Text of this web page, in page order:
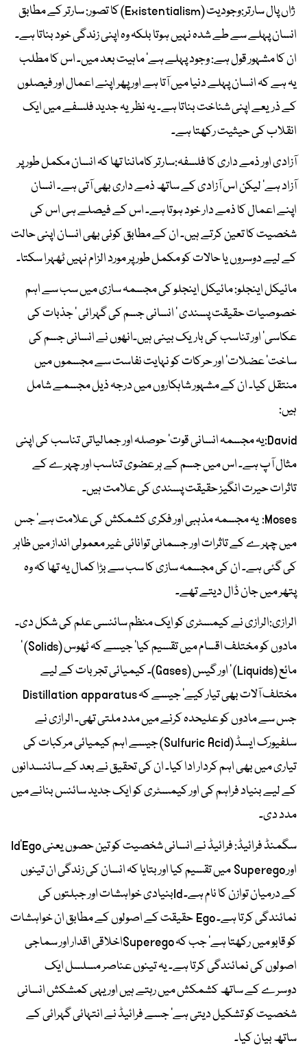
ژاں پال سارتر:وجودیت (Existentialism) کا تصور: سارتر کے مطابق
انسان پہلے سے طے شدہ نہیں ہوتا بلکہ وہ اپنی زندگی خود بناتا ہے۔
ان کا مشہور قول ہے: وجود پہلے ہے‘ ماہیت بعد میں۔ اس کا مطلب
یہ ہے کہ انسان پہلے دنیا میں آتا ہے اور پھر اپنے اعمال اور فیصلوں
کے ذریعے اپنی شناخت بناتا ہے۔ یہ نظریہ جدید فلسفے میں ایک
انقلاب کی حیثیت رکھتا ہے۔
آزادی اور ذمے داری کا فلسفہ:سارتر کاماننا تھا کہ انسان مکمل طور پر
آزاد ہے‘ لیکن اس آزادی کے ساتھ ذمے داری بھی آتی ہے۔ انسان
اپنے اعمال کا ذمے دار خود ہوتا ہے۔ اس کے فیصلے ہی اس کی
شخصیت کا تعین کرتے ہیں۔ ان کے مطابق کوئی بھی انسان اپنی حالت
کے لیے دوسروں یا حالات کو مکمل طور پر مورد الزام نہیں ٹھہرا سکتا۔
مائیکل اینجلو: مائیکل اینجلو کی مجسمہ سازی میں سب سے اہم
خصوصیات حقیقت پسندی ‘ انسانی جسم کی گہرائی ‘ جذبات کی
عکاسی‘ اور تناسب کی باریک بینی ہیں۔انھوں نے انسانی جسم کی
ساخت‘ عضلات‘ اور حرکات کو نہایت نفاست سے مجسموں میں
منتقل کیا۔ ان کے مشہور شاہکاروں میں درجہ ذیل مجسمے شامل
ہیں:
David:یہ مجسمہ انسانی قوت‘ حوصلہ اور جمالیاتی تناسب کی اپنی
مثال آپ ہے۔ اس میں جسم کے ہر عضوی تناسب اور چہرے کے
تاثرات حیرت انگیز حقیقت پسندی کی علامت ہیں۔
Moses: یہ مجسمہ مذہبی اور فکری کشمکش کی علامت ہے‘ جس
میں چہرے کے تاثرات اور جسمانی توانائی غیر معمولی انداز میں ظاہر
کی گئی ہے۔ ان کی مجسمہ سازی کا سب سے بڑا کمال یہ تھا کہ وہ
پتھر میں جان ڈال دیتے تھے۔
الرازی:الرازی نے کیمسٹری کو ایک منظم سائنسی علم کی شکل دی۔
مادوں کو مختلف اقسام میں تقسیم کیا‘ جیسے کہ ٹھوس (Solids) ‘
مائع (Liquids) ‘ اور گیس (Gases)۔ کیمیائی تجربات کے لیے
مختلف آلات بھی تیار کیے‘ جیسے کہ Distillation apparatus
جس سے مادوں کو علیحدہ کرنے میں مدد ملتی تھی۔ الرازی نے
سلفیورک ایسڈ (Sulfuric Acid) جیسے اہم کیمیائی مرکبات کی
تیاری میں بھی اہم کردار ادا کیا۔ ان کی تحقیق نے بعد کے سائنسدانوں
کے لیے بنیاد فراہم کی اور کیمسٹری کو ایک جدید سائنس بنانے میں
مدد دی۔
سگمنڈ فرائیڈ: فرائیڈ نے انسانی شخصیت کو تین حصوں یعنی Id‘Ego
اور Superego میں تقسیم کیا اور بتایا کہ انسان کی زندگی ان تینوں
کے درمیان توازن کا نام ہے۔ Idبنیادی خواہشات اور جبلتوں کی
نمائندگی کرتا ہے۔ Ego حقیقت کے اصولوں کے مطابق ان خواہشات
کو قابو میں رکھتا ہے‘ جب کہ Superegoاخلاقی اقدار اور سماجی
اصولوں کی نمائندگی کرتا ہے۔ یہ تینوں عناصر مسلسل ایک
دوسرے کے ساتھ کشمکش میں رہتے ہیں اور یہی کمشکش انسانی
شخصیت کو تشکیل دیتی ہے‘ جسے فرائیڈ نے انتہائی گہرائی کے
ساتھ بیان کیا۔